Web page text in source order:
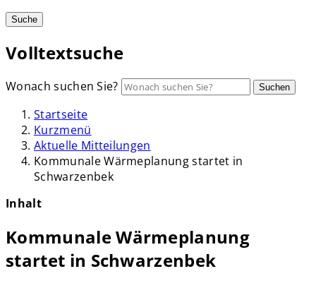
Suche
Volltextsuche
Wonach suchen Sie? Suchen
Startseite
Kurzmenü
Aktuelle Mitteilungen
Kommunale Wärmeplanung startet in
Schwarzenbek
Inhalt
Kommunale Wärmeplanung
startet in Schwarzenbek